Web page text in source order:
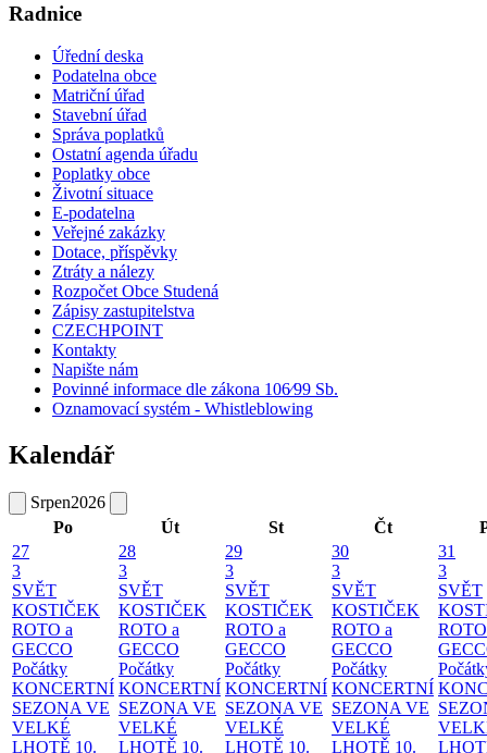
Radnice
Úřední deska
Podatelna obce
Matriční úřad
Stavební úřad
Správa poplatků
Ostatní agenda úřadu
Poplatky obce
Životní situace
E-podatelna
Veřejné zakázky
Dotace, příspěvky
Ztráty a nálezy
Rozpočet Obce Studená
Zápisy zastupitelstva
CZECHPOINT
Kontakty
Napište nám
Povinné informace dle zákona 106⁄99 Sb.
Oznamovací systém - Whistleblowing
Kalendář
Srpen2026
Po
Út St Čt
27
3
SVĚT
KOSTIČEK
ROTO a
GECCO
Počátky
KONCERTNÍ
SEZONA VE
VELKÉ
LHOTĚ 10.
28
3
SVĚT
KOSTIČEK
ROTO a
GECCO
Počátky
KONCERTNÍ
SEZONA VE
VELKÉ
LHOTĚ 10.
29
3
SVĚT
KOSTIČEK
ROTO a
GECCO
Počátky
KONCERTNÍ
SEZONA VE
VELKÉ
LHOTĚ 10.
30
3
SVĚT
KOSTIČEK
ROTO a
GECCO
Počátky
KONCERTNÍ
SEZONA VE
VELKÉ
LHOTĚ 10.
31
3
SVĚT